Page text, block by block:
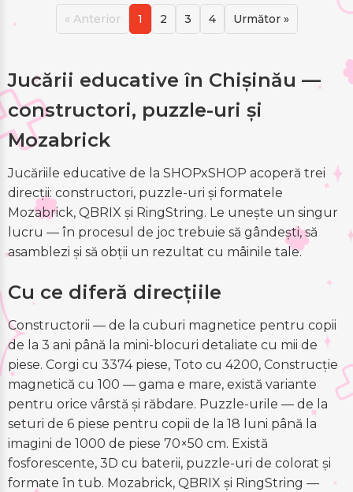
« Anterior 1 2 3 4 Următor »
Jucării educative în Chișinău —
constructori, puzzle-uri și
Mozabrick
Jucăriile educative de la SHOPxSHOP acoperă trei
direcții: constructori, puzzle-uri și formatele
Mozabrick, QBRIX și RingString. Le unește un singur
lucru — în procesul de joc trebuie să gândești, să
asamblezi și să obții un rezultat cu mâinile tale.
Cu ce diferă direcțiile
Constructorii — de la cuburi magnetice pentru copii
de la 3 ani până la mini-blocuri detaliate cu mii de
piese. Corgi cu 3374 piese, Toto cu 4200, Construcție
magnetică cu 100 — gama e mare, există variante
pentru orice vârstă și răbdare. Puzzle-urile — de la
seturi de 6 piese pentru copii de la 18 luni până la
imagini de 1000 de piese 70×50 cm. Există
fosforescente, 3D cu baterii, puzzle-uri de colorat și
formate în tub. Mozabrick, QBRIX și RingString —